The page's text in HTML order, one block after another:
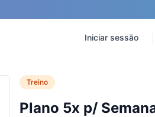
Iniciar sessão
Treino
Plano 5x p/